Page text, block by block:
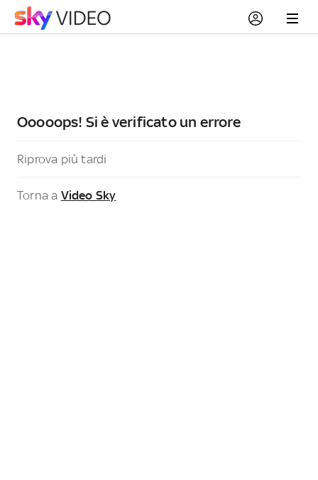
Ooooops! Si è verificato un errore
Riprova più tardi
Torna a Video Sky